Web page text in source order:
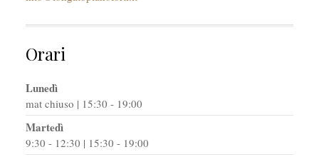
Orari
Lunedì
mat chiuso | 15:30 - 19:00
Martedì
9:30 - 12:30 | 15:30 - 19:00